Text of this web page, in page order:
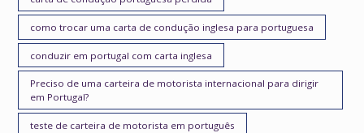
como trocar uma carta de condução inglesa para portuguesa
conduzir em portugal com carta inglesa
Preciso de uma carteira de motorista internacional para dirigir
em Portugal?
teste de carteira de motorista em português